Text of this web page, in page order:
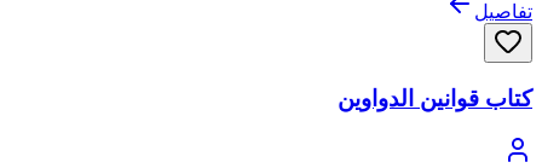
تفاصيل
كتاب قوانين الدواوين